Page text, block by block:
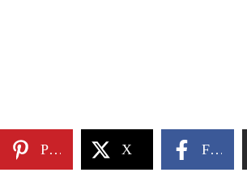
Pinterest X Facebook